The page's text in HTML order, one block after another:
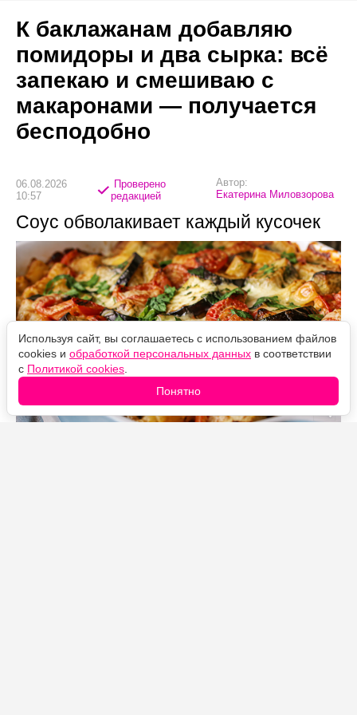
К баклажанам добавляю
помидоры и два сырка: всё
запекаю и смешиваю с
макаронами — получается
бесподобно
06.08.2026
10:57
Проверено
редакцией
Автор:
Екатерина Миловзорова
Соус обволакивает каждый кусочек
Используя сайт, вы соглашаетесь с использованием файлов
cookies и обработкой персональных данных в соответствии
с Политикой cookies
Понятно